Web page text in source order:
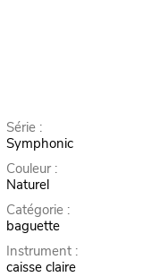
Série :
Symphonic
Couleur :
Naturel
Catégorie :
baguette
Instrument :
caisse claire